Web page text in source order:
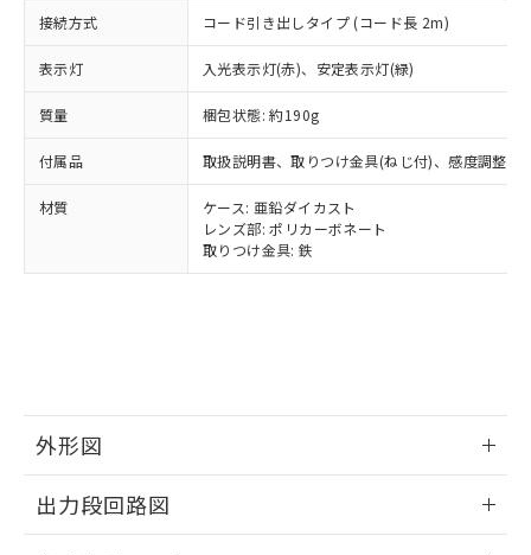
接続方式 コード引き出しタイプ (コード長 2m)
表示灯 入光表示灯(赤)、安定表示灯(緑)
質量 梱包状態: 約190g
付属品 取扱説明書、取りつけ金具(ねじ付)、感度調整用
材質
ケース: 亜鉛ダイカスト
レンズ部: ポリカーボネート
取りつけ金具: 鉄
外形図
出力段回路図
タに基づき作成されるものであり、閲
覧された時点での実際の在庫および標
準価格とは異なる場合があることをご
了承ください。
正式な納期状況および標準価格はお客
様のお取引先、またはお客様担当のオ
ムロン制御機器販売店・当社販売員に
ご相談ください。
オムロン制御機器販売店や当社販売拠
販売ネットワーク
」をご確認
ください。
メンバーズにご登録されている必要が
登録された部品リストについて、当社
および当社の共同利用者が、当社の製
品・サービスに関するお客様との取
*EU RoHS指令（10物質）：
鉛(Pb) 1000ppm以下、 水銀(Hg) 1000ppm以下、 カド
ミウム(Cd) 100ppm以下、
六価クロム(Cr(Ⅵ)) 1000ppm以下、ポリ臭化ビフェニル
類(PBB) 1000ppm以下、ポリ臭化ジフェニルエーテル類
(PBDE) 1000ppm以下、フタル酸ビス(2-エチルヘキシ
ル) (DEHP)(別名：DOP) 1000ppm以下、フタル酸ブチ
ルベンジル（BBP） 1000ppm以下、フタル酸ジブチル
(DIBP) 1000ppm以下
但し、RoHS指令で産業用監視および制御機器に対する
適用除外項目は除く。
フタル酸エステル類の４物質については閾値を超える意
図的な使用がないことを確認しています。
※3 非含有証明書ダウンロード
下記の非含有証明書をダウンロードするこ
*中国RoHS10物質の基準値 (GB/T26572)：
Pb(鉛) :1000ppm、 Hg(水銀) : 1000ppm、 Cd(カドミウ
Cr(Ⅵ)(六価クロム) : 1000ppm、 PBBs(ポリ臭化ビフェ
ニル類) : 1000ppm、 PBDEs(ポリ臭化ジフェニルエーテ
ル類) : 1000ppm、
DBP(フタル酸ジブチル) : 1000ppm、 DIBP(フタル酸ジ
イソブチル) : 1000ppm、 BBP(フタル酸ブチルベンジ
DEHP(フタル酸ビス(2-エチルヘキシル)) : 1000ppm
※2 環境保護使用期限
「－」：未確認です。当社販売部門へお問
い合わせください。
または国外への提供する場合は、日本
国政府の輸出許可(または役務取引許
可)を取得するなどの必要な手続きを
とります。
当社は規制貨物を破棄する場合は、完
全に破砕するなど、違法に輸出されな
いよう必要な手段を講じます。
当社は貴社製品を、核兵器、ミサイ
ル、化学兵器、生物兵器またはその他
武器並びにこれらの製造装置等に一切
使用いたしません。
り引きをいたしません。
説明
一定数以上の在庫あり
一定数には満たないが在庫あり
在庫なし(最新の在庫状況につ
いては、お客様のお取引先、ま
たはお客様担当のオムロン制御